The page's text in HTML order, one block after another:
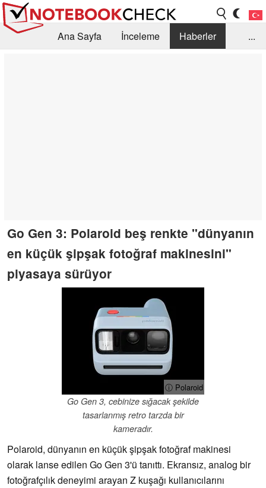
Ana Sayfa İnceleme
Haberler
...
Go Gen 3: Polaroid beş renkte "dünyanın
en küçük şipşak fotoğraf makinesini"
piyasaya sürüyor
ⓘ Polaroid
Go Gen 3, cebinize sığacak şekilde
tasarlanmış retro tarzda bir
kameradır.
Polaroid, dünyanın en küçük şipşak fotoğraf makinesi
olarak lanse edilen Go Gen 3'ü tanıttı. Ekransız, analog bir
fotoğrafçılık deneyimi arayan Z kuşağı kullanıcılarını